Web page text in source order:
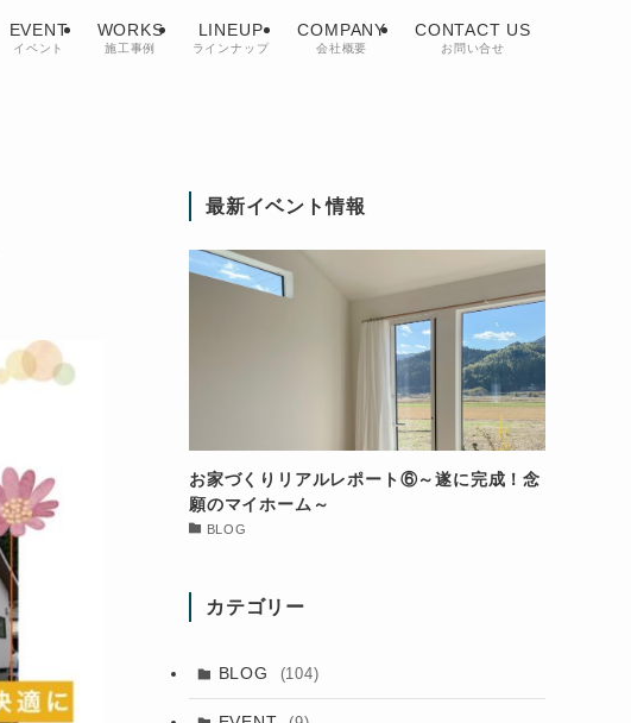
EVENT
イベント
WORKS
施工事例
LINEUP
ラインナップ
COMPANY
会社概要
CONTACT US
お問い合せ
最新イベント情報
お家づくりリアルレポート⑥～遂に完成！念
願のマイホーム～
BLOG
カテゴリー
BLOG (104)